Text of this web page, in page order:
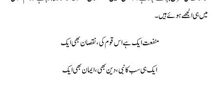
میں ہی الجھے ہوئے ہیں۔
منفعت ایک ہے اس قوم کی، نقصان بھی ایک
ایک ہی سب کا نبی، دین بھی، ایمان بھی ایک